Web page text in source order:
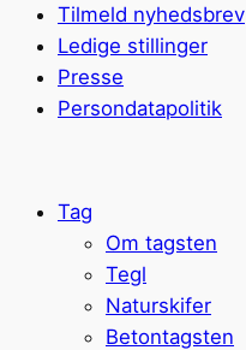
Tilmeld nyhedsbrev
Ledige stillinger
Presse
Persondatapolitik
Tag
Om tagsten
Tegl
Naturskifer
Betontagsten